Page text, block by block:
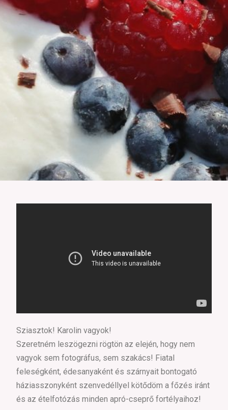
Sziasztok! Karolin vagyok!
Szeretném leszögezni rögtön az elején, hogy nem
vagyok sem fotográfus, sem szakács! Fiatal
feleségként, édesanyaként és szárnyait bontogató
háziasszonyként szenvedéllyel kötődöm a főzés iránt
és az ételfotózás minden apró-cseprő fortélyaihoz!